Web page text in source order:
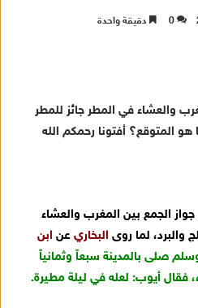
0 دقيقة واحدة
والعشاء في المطر جائز للمطر
المتوقع؟ أفتونا رحمكم الله
الجمع بين المغرب والعشاء
والبرد، لما روى البخاري عن ابن
صلى بالمدينة سبعاً وثمانياً
فقال أيوب: لعله في ليلة مطيرة.